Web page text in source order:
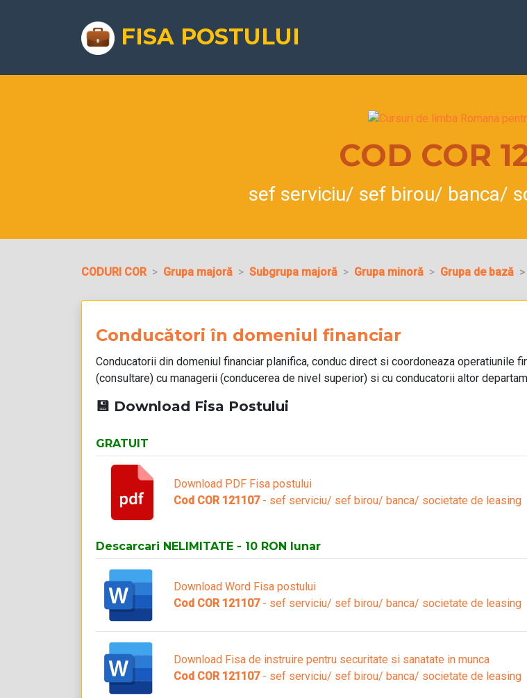
FISA POSTULUI
COD COR
sef serviciu/ sef birou/ banca/
CODURI COR Grupa majoră Subgrupa majoră Grupa minoră Grupa de bază
Conducători în domeniul financiar
Conducatorii din domeniul financiar planifica, conduc direct si coordoneaza operatiunile
(consultare) cu managerii (conducerea de nivel superior) si cu conducatorii altor
💾 Download Fisa Postului
GRATUIT
Download PDF Fisa postului
Cod COR 121107- sef serviciu/ sef birou/ banca/ societate de leasing
Descarcari NELIMITATE - 10 RON lunar
Download Word Fisa postului
Cod COR 121107- sef serviciu/ sef birou/ banca/ societate de leasing
Download Fisa de instruire pentru securitate si sanatate in munca
Cod COR 121107- sef serviciu/ sef birou/ banca/ societate de leasing